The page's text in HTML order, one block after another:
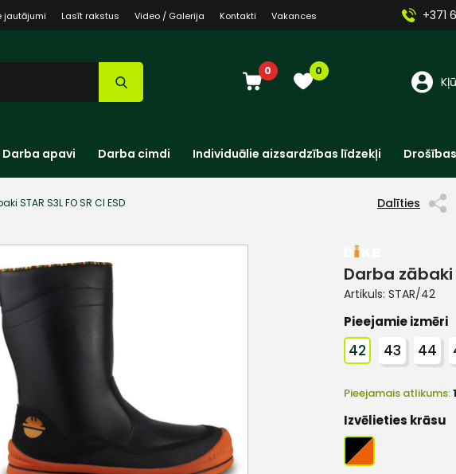
jautājumi Lasīt rakstus Video / Galerija Kontakti Vakances +371
0 0
Darba apavi Darba cimdi Individuālie aizsardzības līdzekļi
STAR S3L FO SR CI ESD Dalīties
Darba zābaki
Artikuls: STAR/42
Pieejamie izmēri
42 43 44
Pieejamais atlikums:1
Izvēlieties krāsu